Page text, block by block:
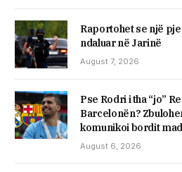
Raportohet se një
ndaluar në Jarinë
August 7, 2026
Pse Rodri i tha “jo”
Barcelonën?
komunikoi bordit
August 6, 2026